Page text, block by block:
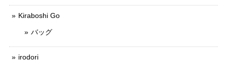
Kiraboshi Go
バッグ
irodori